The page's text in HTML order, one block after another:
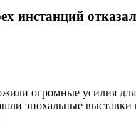
огромные усилия
эпохальные